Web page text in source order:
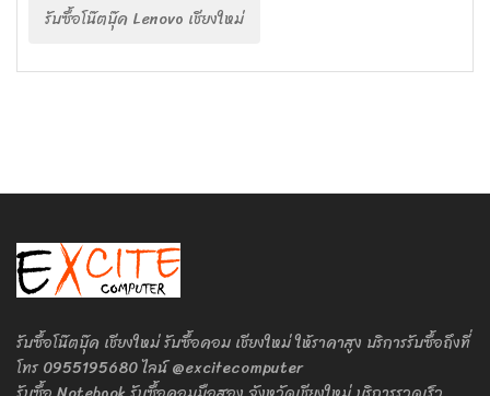
รับซื้อโน๊ตบุ๊ค Lenovo เชียงใหม่
รับซื้อโน๊ตบุ๊ค เชียงใหม่ รับซื้อคอม เชียงใหม่ ให้ราคาสูง บริการรับซื้อถึงที่
โทร 0955195680 ไลน์ @excitecomputer